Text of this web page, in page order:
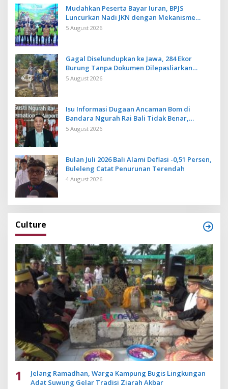
Mudahkan Peserta Bayar Iuran, BPJS
Luncurkan Nadi JKN dengan Mekanisme
Menabung
5 August 2026
Gagal Diselundupkan ke Jawa, 284 Ekor
Burung Tanpa Dokumen Dilepasliarkan
Cegah Ancaman Penyakit
5 August 2026
Isu Informasi Dugaan Ancaman Bom di
Bandara Ngurah Rai Bali Tidak Benar,
Operasional Penerbangan Lancar
5 August 2026
Bulan Juli 2026 Bali Alami Deflasi -0,51 Persen,
Buleleng Catat Penurunan Terendah
4 August 2026
Culture
1
Jelang Ramadhan, Warga Kampung Bugis Lingkungan
Adat Suwung Gelar Tradisi Ziarah Akbar